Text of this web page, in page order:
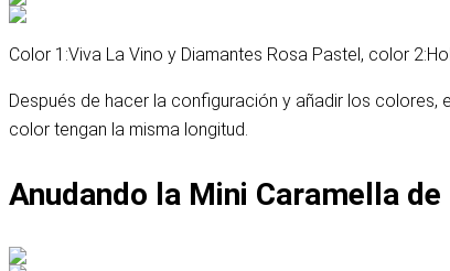
Color 1:Viva La Vino y Diamantes Rosa Pastel, color 2:
Después de hacer la configuración y añadir los
color tengan la misma longitud.
Anudando la Mini Caramella de